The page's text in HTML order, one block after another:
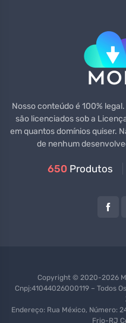
Nosso conteúdo é 100%
são licenciados sob a
em quantos domínios quiser.
de nenhum
650 Produtos
Copyright © 2020-2026
Cnpj:41044026000119 – Todos
Endereço: Rua México, Número:
Frio-RJ